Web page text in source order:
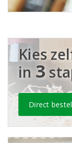
Kies
in3
Direct